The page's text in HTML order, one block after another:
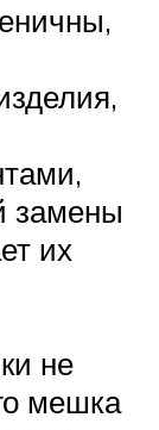
замены
их
не
мешка